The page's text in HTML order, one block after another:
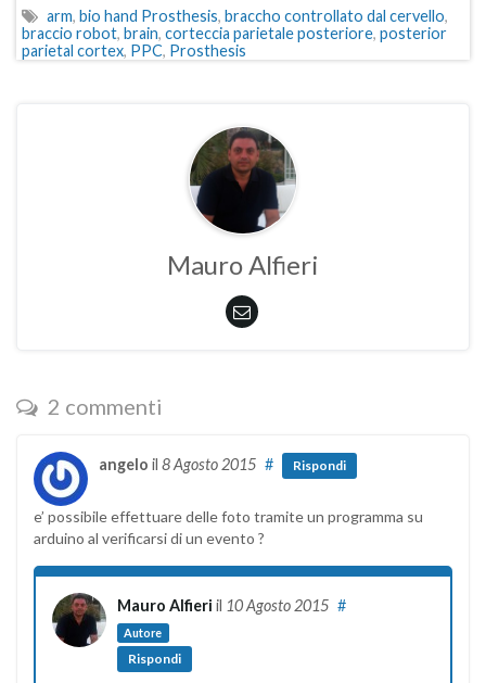
arm, bio hand Prosthesis, braccho controllato dal cervello,
braccio robot, brain, corteccia parietale posteriore, posterior
parietal cortex, PPC, Prosthesis
Mauro Alfieri
2 commenti
angelo il 8 Agosto 2015 # Rispondi
e’ possibile effettuare delle foto tramite un programma su
arduino al verificarsi di un evento ?
Mauro Alfieri il 10 Agosto 2015
Autore
#
Rispondi